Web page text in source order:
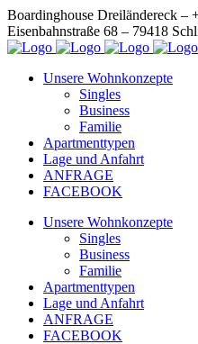
Boardinghouse Dreiländereck –
Eisenbahnstraße 68 – 79418
Unsere Wohnkonzepte
Singles
Business
Familie
Apartmenttypen
Lage und Anfahrt
ANFRAGE
FACEBOOK
Unsere Wohnkonzepte
Singles
Business
Familie
Apartmenttypen
Lage und Anfahrt
ANFRAGE
FACEBOOK